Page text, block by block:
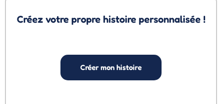
Créez votre propre histoire personnalisée !
Créer mon histoire